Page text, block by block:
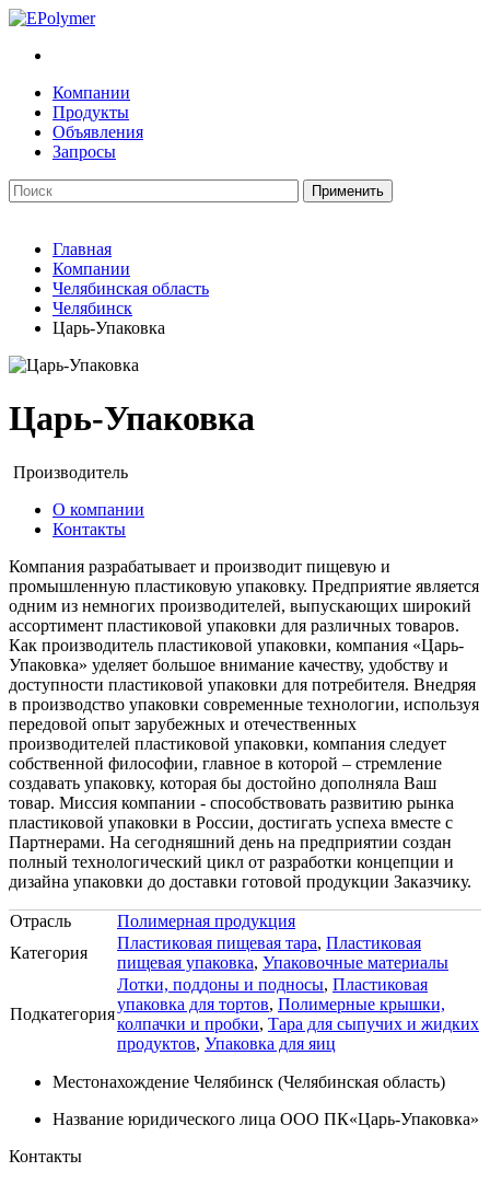
Компании
Продукты
Объявления
Запросы
Главная
Компании
Челябинская область
Челябинск
Царь-Упаковка
Царь-Упаковка
Производитель
О компании
Контакты
Компания разрабатывает и производит пищевую и
промышленную пластиковую упаковку. Предприятие является
одним из немногих производителей, выпускающих широкий
ассортимент пластиковой упаковки для различных товаров.
Как производитель пластиковой упаковки, компания «Царь-
Упаковка» уделяет большое внимание качеству, удобству и
доступности пластиковой упаковки для потребителя. Внедряя
в производство упаковки современные технологии, используя
передовой опыт зарубежных и отечественных
производителей пластиковой упаковки, компания следует
собственной философии, главное в которой – стремление
создавать упаковку, которая бы достойно дополняла Ваш
товар. Миссия компании - способствовать развитию рынка
пластиковой упаковки в России, достигать успеха вместе с
Партнерами. На сегодняшний день на предприятии создан
полный технологический цикл от разработки концепции и
дизайна упаковки до доставки готовой продукции Заказчику.
Отрасль
Полимерная продукция
Категория
Пластиковая пищевая тара, Пластиковая
пищевая упаковка, Упаковочные материалы
Подкатегория
Лотки, поддоны и подносы, Пластиковая
упаковка для тортов, Полимерные крышки,
колпачки и пробки, Тара для сыпучих и жидких
продуктов, Упаковка для яиц
Местонахождение Челябинск (Челябинская область)
Название юридического лица ООО ПК«Царь-Упаковка»
Контакты